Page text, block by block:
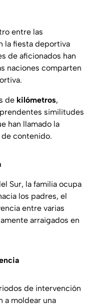
entre las
la fiesta deportiva
de aficionados han
naciones comparten
de kilómetros,
similitudes
han llamado la
contenido.
Sur, la familia ocupa
los padres, el
entre varias
arraigados en
de intervención
a moldear una